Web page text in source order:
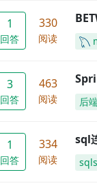
1
回答
330
阅读
3
回答
463
阅读 后
1
回答
334
阅读
sql